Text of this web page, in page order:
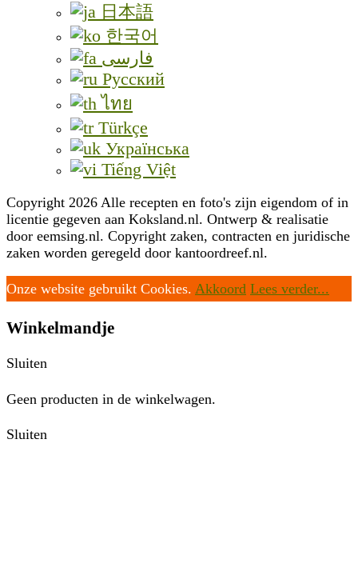
日本語
한국어
فارسی
Русский
ไทย
Türkçe
Українська
Tiếng Việt
Copyright 2026 Alle recepten en foto's zijn eigendom of in
licentie gegeven aan Koksland.nl. Ontwerp & realisatie
door eemsing.nl. Copyright zaken, contracten en juridische
zaken worden geregeld door kantoordreef.nl.
Onze website gebruikt Cookies. Akkoord Lees verder...
Winkelmandje
Sluiten
Geen producten in de winkelwagen.
Sluiten